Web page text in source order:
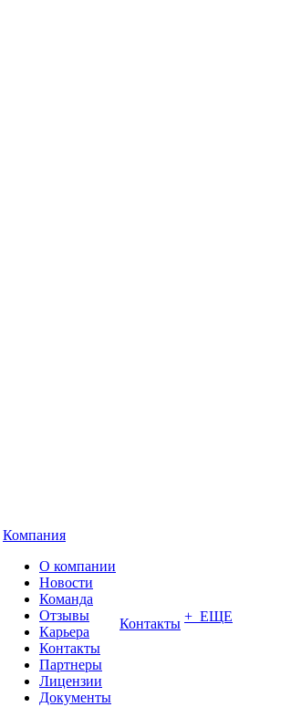
Компания
О компании
Новости
Команда
Отзывы
Карьера
Контакты
Партнеры
Лицензии
Документы
Контакты + ЕЩЕ